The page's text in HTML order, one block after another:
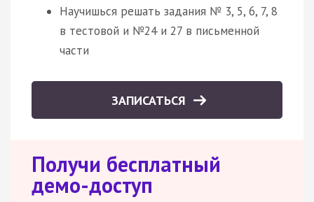
Научишься решать задания № 3, 5, 6, 7, 8
в тестовой и №24 и 27 в письменной
части
ЗАПИСАТЬСЯ
Получи бесплатный
демо-доступ